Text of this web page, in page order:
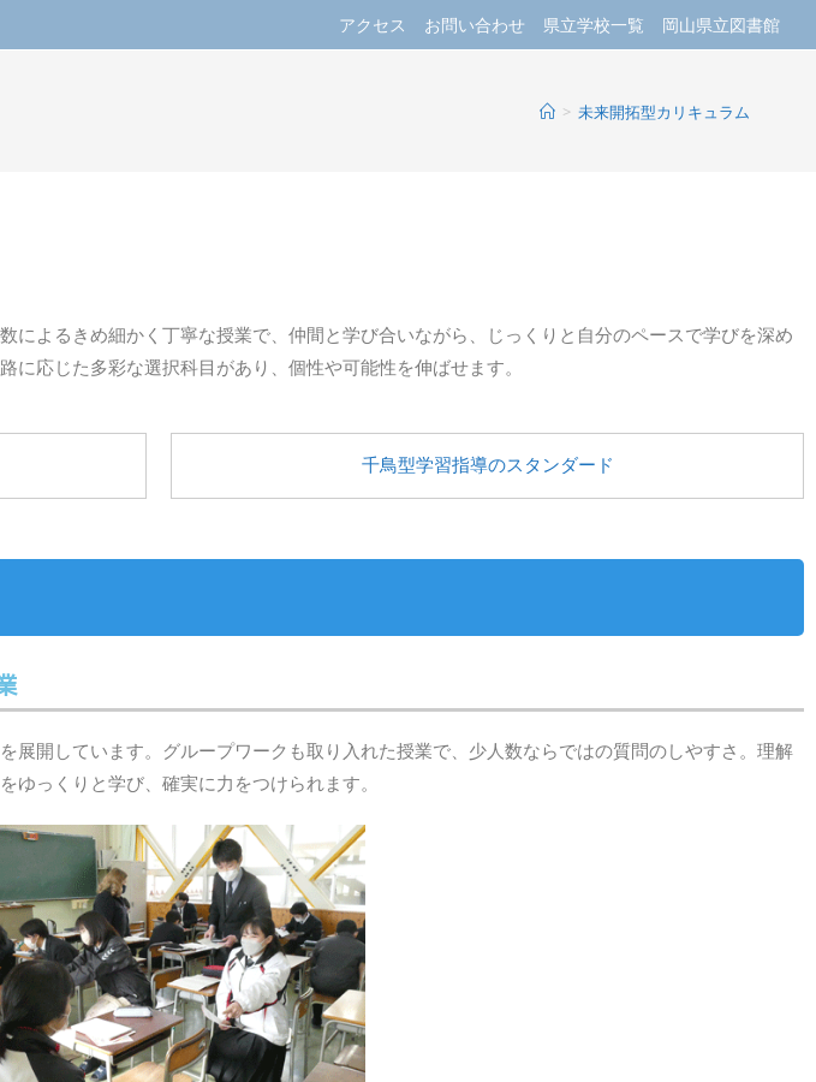
アクセス お問い合わせ 県立学校一覧 岡山県立図書館
> 未来開拓型カリキュラム
によるきめ細かく丁寧な授業で、仲間と学び合いながら、じっくりと自分のペースで学びを深め
応じた多彩な選択科目があり、個性や可能性を伸ばせます。
千鳥型学習指導のスタンダード
展開しています。グループワークも取り入れた授業で、少人数ならではの質問のしやすさ。理解
っくりと学び、確実に力をつけられます。